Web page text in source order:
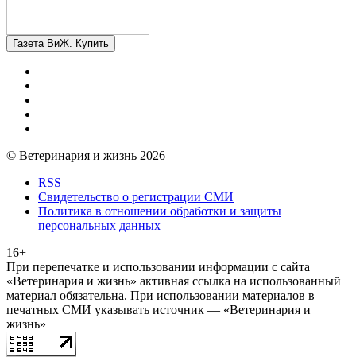
Газета ВиЖ. Купить
© Ветеринария и жизнь 2026
RSS
Свидетельство о регистрации СМИ
Политика в отношении обработки и защиты
персональных данных
16+
При перепечатке и использовании информации с сайта
«Ветеринария и жизнь» активная ссылка на использованный
материал обязательна. При использовании материалов в
печатных СМИ указывать источник — «Ветеринария и
жизнь»